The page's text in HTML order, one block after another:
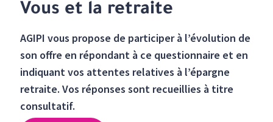
Vous et la retraite
AGIPI vous propose de participer à l’évolution de
son offre en répondant à ce questionnaire et en
indiquant vos attentes relatives à l’épargne
retraite. Vos réponses sont recueillies à titre
consultatif.